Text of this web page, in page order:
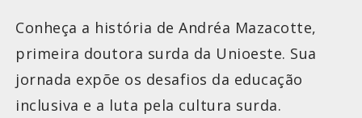
Conheça a história de Andréa Mazacotte,
primeira doutora surda da Unioeste. Sua
jornada expõe os desafios da educação
inclusiva e a luta pela cultura surda.